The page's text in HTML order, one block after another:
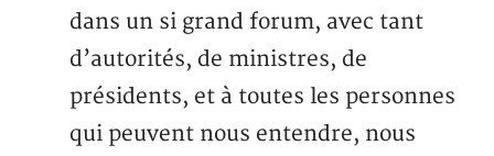
dans un si grand forum, avec tant
d’autorités, de ministres, de
présidents, et à toutes les personnes
qui peuvent nous entendre, nous